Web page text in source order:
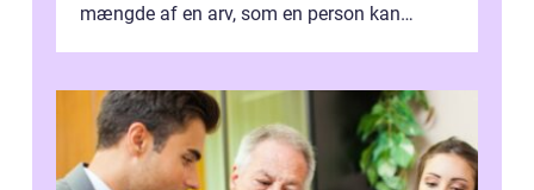
mængde af en arv, som en person kan